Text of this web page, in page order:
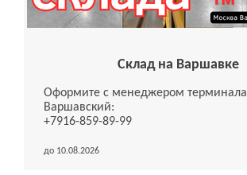
Склад на Варшавке
Оформите с менеджером терминала
Варшавский:
+7916-859-89-99
до 10.08.2026